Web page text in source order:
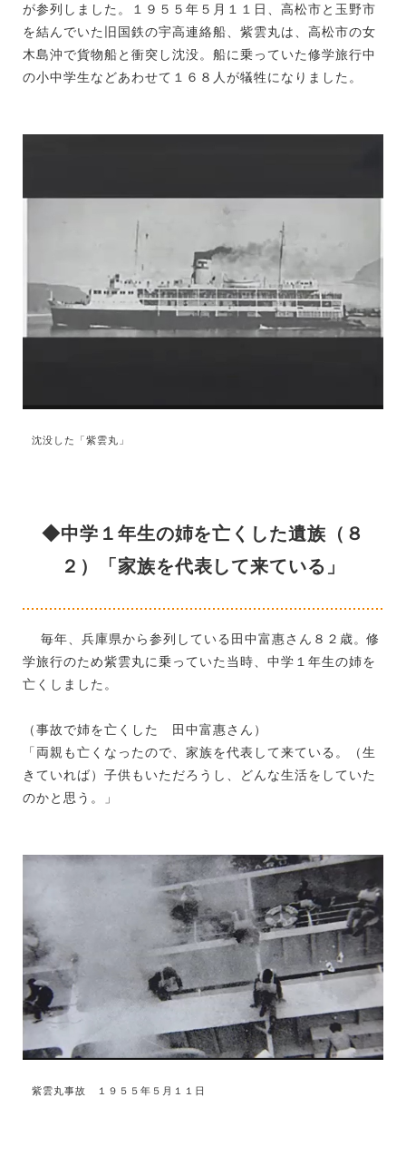
が参列しました。１９５５年５月１１日、高松市と玉野市
を結んでいた旧国鉄の宇高連絡船、紫雲丸は、高松市の女
木島沖で貨物船と衝突し沈没。船に乗っていた修学旅行中
の小中学生などあわせて１６８人が犠牲になりました。
沈没した「紫雲丸」
◆中学１年生の姉を亡くした遺族（８
２）「家族を代表して来ている」
毎年、兵庫県から参列している田中富惠さん８２歳。修
学旅行のため紫雲丸に乗っていた当時、中学１年生の姉を
亡くしました。
（事故で姉を亡くした 田中富惠さん）
「両親も亡くなったので、家族を代表して来ている。（生
きていれば）子供もいただろうし、どんな生活をしていた
のかと思う。」
紫雲丸事故 １９５５年５月１１日